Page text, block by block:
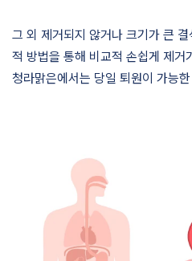
그 외 제거되지 않거나 크기가 큰
적 방법을 통해 비교적 손쉽게 제거
청라맑은에서는 당일 퇴원이 가능